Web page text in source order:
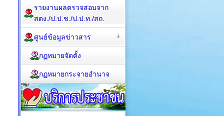
รายงานผลตรวจสอบจาก
สตง./ป.ป.ช./ป.ป.ท./สถ.
ศูนย์ข้อมูลข่าวสาร
กฏหมายจัดตั้ง
กฏหมายกระจายอำนาจ